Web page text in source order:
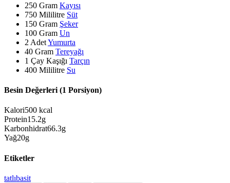
250 Gram Kayısı
750 Mililitre Süt
150 Gram Şeker
100 Gram Un
2 AdetYumurta
40 Gram Tereyağı
1 Çay Kaşığı Tarçın
400 Mililitre Su
Besin Değerleri (1 Porsiyon)
Kalori500 kcal
Protein15.2g
Karbonhidrat66.3g
Yağ20g
Etiketler
tatlıbasit